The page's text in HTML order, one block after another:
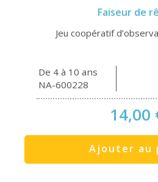
Faiseur de
Jeu coopératif
De 4 à 10 ans
NA-600228
14,00
Ajouter au